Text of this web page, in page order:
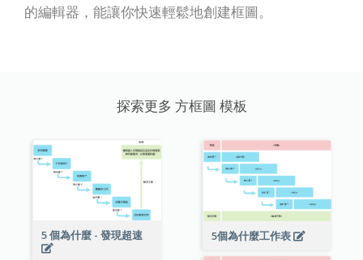
的編輯器，能讓你快速輕鬆地創建框圖。
探索更多 方框圖 模板
5 個為什麼 - 發現超速 5個為什麼工作表